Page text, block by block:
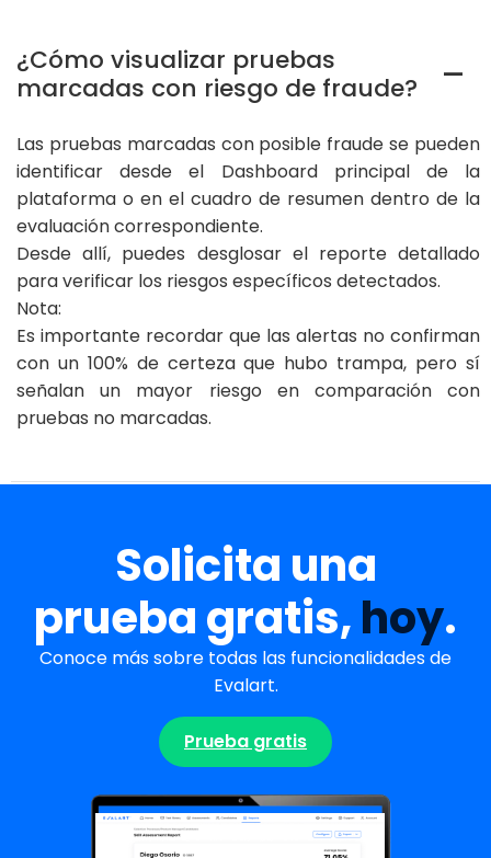
A
¿Cómo visualizar pruebas
marcadas con riesgo de fraude?
Las pruebas marcadas con posible fraude se pueden
identificar desde el Dashboard principal de la
plataforma o en el cuadro de resumen dentro de la
evaluación correspondiente.
Desde allí, puedes desglosar el reporte detallado
para verificar los riesgos específicos detectados.
Nota:
Es importante recordar que las alertas no confirman
con un 100% de certeza que hubo trampa, pero sí
señalan un mayor riesgo en comparación con
pruebas no marcadas.
Solicita una
prueba gratis,hoy.
Conoce más sobre todas las funcionalidades de
Evalart.
Prueba gratis